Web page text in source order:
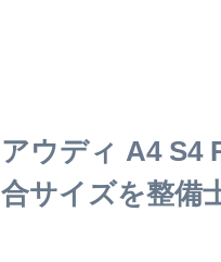
アウディ A4 S4
合サイズを整備